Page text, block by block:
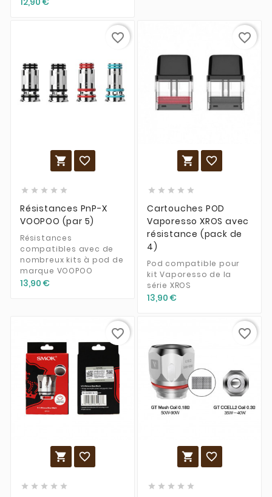
 
    
Résistances PnP-X
VOOPOO (par 5)
Résistances
compatibles avec de
nombreux kits à pod de
marque VOOPOO
13,90 €
favorite_border
 
    
Cartouches POD
Vaporesso XROS avec
résistance (pack de
4)
Pod compatible pour
kit Vaporesso de la
série XROS
13,90 €
favorite_border
 
    
favorite_border
 
    
favorite_border